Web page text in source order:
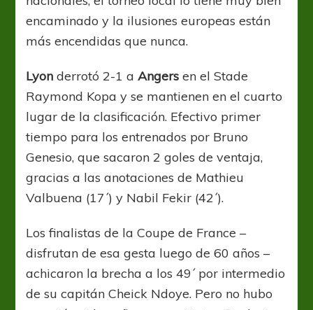
encaminado y la ilusiones europeas están
más encendidas que nunca.
Lyon derrotó 2-1 aAngers en el Stade
Raymond Kopa y se mantienen en el cuarto
lugar de la clasificación. Efectivo primer
tiempo para los entrenados por Bruno
Genesio, que sacaron 2 goles de ventaja,
gracias a las anotaciones de Mathieu
Valbuena (17´) y Nabil Fekir (42´).
Los finalistas de la Coupe de France –
disfrutan de esa gesta luego de 60 años –
achicaron la brecha a los 49´ por intermedio
de su capitán Cheick Ndoye. Pero no hubo